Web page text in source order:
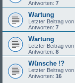
Antworten: 7
Wartung
Letzter Beitrag von
Antworten: 7
Wartung
Letzter Beitrag von
Antworten: 8
Wünsche !?
Letzter Beitrag von
Antworten: 16